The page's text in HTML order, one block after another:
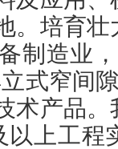
。培育
制造业
式窄间
术产品
以上工程